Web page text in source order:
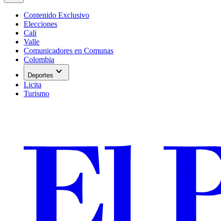
Contenido Exclusivo
Elecciones
Cali
Valle
Comunicadores en Comunas
Colombia
Deportes expand_more
Licita
Turismo